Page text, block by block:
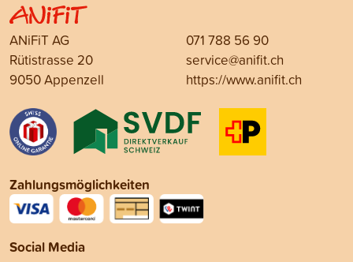
ANiFiT AG
Rütistrasse 20
9050 Appenzell
071 788 56 90
service@anifit.ch
https://www.anifit.ch
Zahlungsmöglichkeiten
Social Media